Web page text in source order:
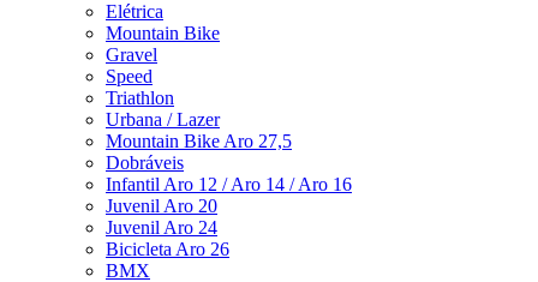
Elétrica
Mountain Bike
Gravel
Speed
Triathlon
Urbana / Lazer
Mountain Bike Aro 27,5
Dobráveis
Infantil Aro 12 / Aro 14 / Aro 16
Juvenil Aro 20
Juvenil Aro 24
Bicicleta Aro 26
BMX